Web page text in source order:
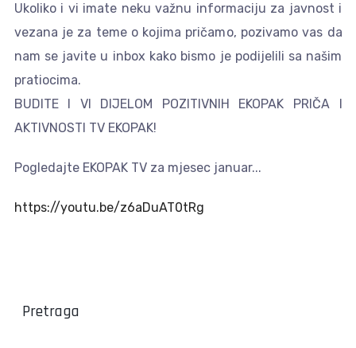
Ukoliko i vi imate neku važnu informaciju za javnost i
vezana je za teme o kojima pričamo, pozivamo vas da
nam se javite u inbox kako bismo je podijelili sa našim
pratiocima.
BUDITE I VI DIJELOM POZITIVNIH EKOPAK PRIČA I
AKTIVNOSTI TV EKOPAK!
Pogledajte EKOPAK TV za mjesec januar...
https://youtu.be/z6aDuAT0tRg
Pretraga